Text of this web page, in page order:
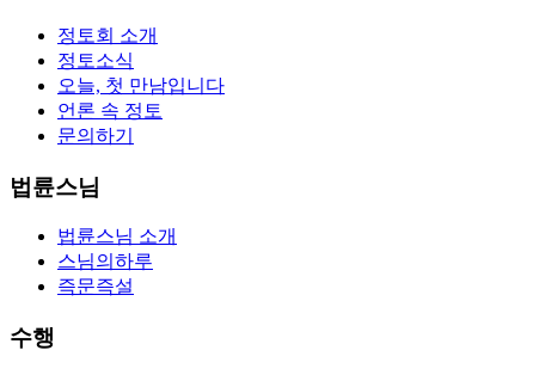
정토회 소개
정토소식
오늘, 첫 만남입니다
언론 속 정토
문의하기
법륜스님
법륜스님 소개
스님의하루
즉문즉설
수행